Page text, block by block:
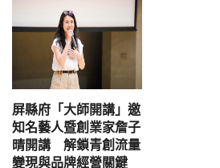
屏縣府「大師開講」邀
知名藝人暨創業家詹子
晴開講 解鎖青創流量
變現與品牌經營關鍵